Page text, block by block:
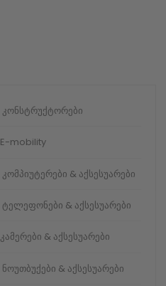
კონსტრუქტორები
E-mobility
კომპიუტერები & აქსესუარები
ტელეფონები & აქსესუარები
კამერები & აქსესუარები
ნოუთბუქები & აქსესუარები